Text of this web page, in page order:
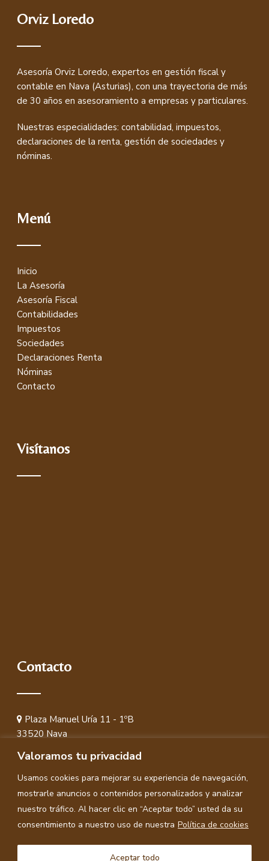
Valoramos tu privacidad
Usamos cookies para mejorar su experiencia de navegación,
mostrarle anuncios o contenidos personalizados y analizar
nuestro tráfico. Al hacer clic en “Aceptar todo” usted da su
consentimiento a nuestro uso de nuestra Política de cookies
Aceptar todo
Orviz Loredo
Asesoría Orviz Loredo, expertos en gestión fiscal y
contable en Nava (Asturias), con una trayectoria de más
de 30 años en asesoramiento a empresas y particulares.
Nuestras especialidades: contabilidad, impuestos,
declaraciones de la renta, gestión de sociedades y
nóminas.
Menú
Inicio
La Asesoría
Asesoría Fiscal
Contabilidades
Impuestos
Sociedades
Declaraciones Renta
Nóminas
Contacto
Visítanos
Contacto
Plaza Manuel Uría 11 - 1ºB
33520 Nava
619 62 93 87
orviz@asesoriaorviz.com
Accesibilidad.